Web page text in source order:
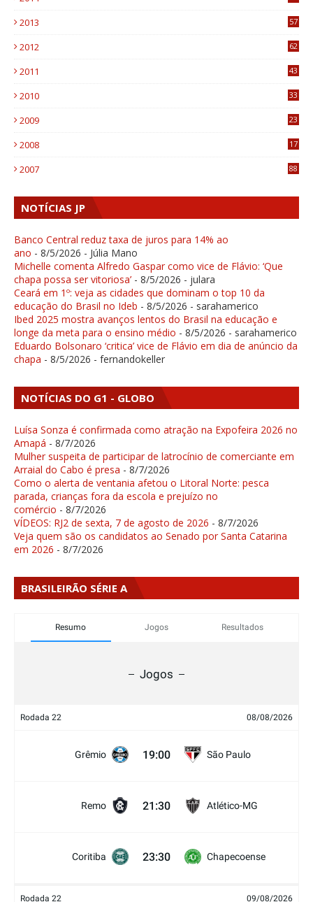
2013
57
2012
62
2011
43
2010
33
2009
23
2008
17
2007 88
NOTÍCIAS JP
Banco Central reduz taxa de juros para 14% ao
ano - 8/5/2026 - Júlia Mano
Michelle comenta Alfredo Gaspar como vice de Flávio: ‘Que
chapa possa ser vitoriosa’ - 8/5/2026 - julara
Ceará em 1º: veja as cidades que dominam o top 10 da
educação do Brasil no Ideb - 8/5/2026 - sarahamerico
Ibed 2025 mostra avanços lentos do Brasil na educação e
longe da meta para o ensino médio - 8/5/2026 - sarahamerico
Eduardo Bolsonaro ‘critica’ vice de Flávio em dia de anúncio da
chapa - 8/5/2026 - fernandokeller
NOTÍCIAS DO G1 - GLOBO
Luísa Sonza é confirmada como atração na Expofeira 2026 no
Amapá - 8/7/2026
Mulher suspeita de participar de latrocínio de comerciante em
Arraial do Cabo é presa - 8/7/2026
Como o alerta de ventania afetou o Litoral Norte: pesca
parada, crianças fora da escola e prejuízo no
comércio - 8/7/2026
VÍDEOS: RJ2 de sexta, 7 de agosto de 2026 - 8/7/2026
Veja quem são os candidatos ao Senado por Santa Catarina
em 2026 - 8/7/2026
BRASILEIRÃO SÉRIE A
Resumo Jogos Resultados
Jogos
Rodada 22 08/08/2026
Grêmio 19:00 São Paulo
Remo 21:30 Atlético-MG
Coritiba 23:30 Chapecoense
Rodada 22 09/08/2026